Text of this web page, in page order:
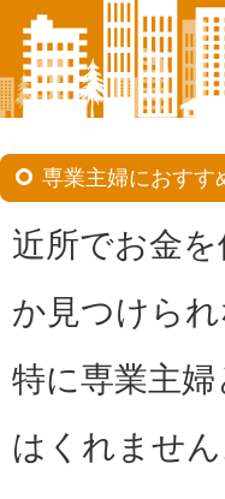
専業主婦におすす
近所でお金
か見つけられ
特に専業主
はくれません